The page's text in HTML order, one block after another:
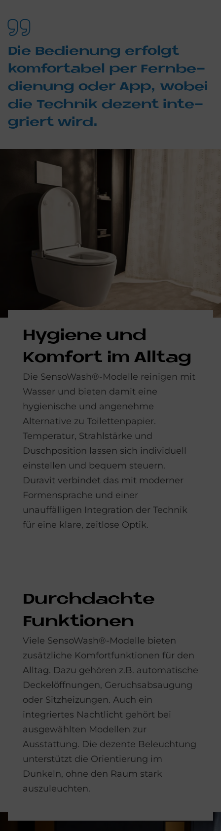
Die Be­die­n­ung er­fol­gt
kom­for­ta­bel per Fern­be­
die­n­ung oder App, wo­bei
die Tech­nik de­zent in­te­
griert wird.
Hy­gie­ne und
Kom­fort im All­tag
Die SensoWash®-Modelle reinigen mit
Wasser und bieten damit eine
hygienische und angenehme
Alternative zu Toilettenpapier.
Temperatur, Strahlstärke und
Duschposition lassen sich individuell
einstellen und bequem steuern.
Duravit verbindet das mit moderner
Formensprache und einer
unauffälligen Integration der Technik
für eine klare, zeitlose Optik.
Durch­dach­te
Funk­tio­nen
Viele SensoWash®-Modelle bieten
zusätzliche Komfortfunktionen für den
Alltag. Dazu gehören z.B. automatische
Deckelöffnungen, Geruchsabsaugung
oder Sitzheizungen. Auch ein
integriertes Nachtlicht gehört bei
ausgewählten Modellen zur
Ausstattung. Die dezente Beleuchtung
unterstützt die Orientierung im
Dunkeln, ohne den Raum stark
auszuleuchten.